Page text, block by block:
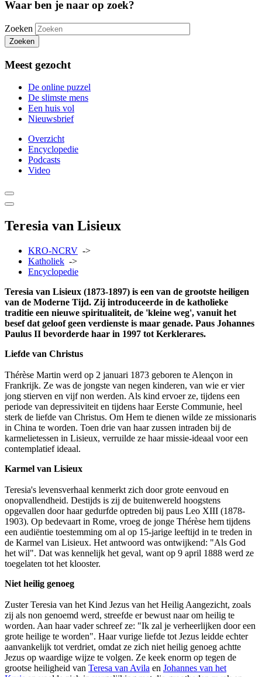
Waar ben je naar op zoek?
Zoeken
Zoeken
Meest gezocht
De online puzzel
De slimste mens
Een huis vol
Nieuwsbrief
Overzicht
Encyclopedie
Podcasts
Video
Teresia van Lisieux
KRO-NCRV ->
Katholiek ->
Encyclopedie
Teresia van Lisieux (1873-1897) is een van de grootste heiligen
van de Moderne Tijd. Zij introduceerde in de katholieke
traditie een nieuwe spiritualiteit, de 'kleine weg', vanuit het
besef dat geloof geen verdienste is maar genade. Paus Johannes
Paulus II bevorderde haar in 1997 tot Kerklerares.
Liefde van Christus
Thérèse Martin werd op 2 januari 1873 geboren te Alençon in
Frankrijk. Ze was de jongste van negen kinderen, van wie er vier
jong stierven en vijf non werden. Als kind ervoer ze, tijdens een
periode van depressiviteit en tijdens haar Eerste Communie, heel
sterk de liefde van Christus. Om Hem te dienen wilde ze missionaris
in China te worden. Toen drie van haar zussen intraden bij de
karmelietessen in Lisieux, verruilde ze haar missie-ideaal voor een
contemplatief ideaal.
Karmel van Lisieux
Teresia's levensverhaal kenmerkt zich door grote eenvoud en
onopvallendheid. Destijds is zij de buitenwereld hoogstens
opgevallen door haar gedurfde optreden bij paus Leo XIII (1878-
1903). Op bedevaart in Rome, vroeg de jonge Thérèse hem tijdens
een audiëntie toestemming om al op 15-jarige leeftijd in te treden in
de Karmel van Lisieux. Het antwoord was ontwijkend: "Als God
het wil". Dat was kennelijk het geval, want op 9 april 1888 werd ze
toegelaten tot het klooster.
Niet heilig genoeg
Zuster Teresia van het Kind Jezus van het Heilig Aangezicht, zoals
zij als non genoemd werd, streefde er bewust naar om heilig te
worden. Aan haar vader schreef ze: "Ik zal je verheerlijken door een
grote heilige te worden". Haar vurige liefde tot Jezus leidde echter
aanvankelijk tot verdriet, omdat ze zich niet heilig genoeg achtte
Jezus op waardige wijze te volgen. Ze keek enorm op tegen de
grootse heiligheid van Teresa van Avila en Johannes van het